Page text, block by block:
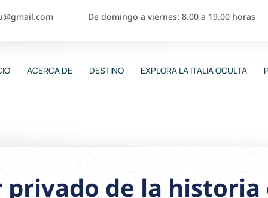
De domingo a viernes: 8.00 a 19.00 horas
ACERCA DE DESTINO EXPLORA LA ITALIA OCULTA
privado de la